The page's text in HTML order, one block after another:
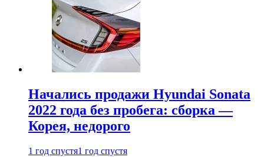
Начались продажи Hyundai Sonata
2022 года без пробега: сборка —
Корея, недорого
1 год спустя1 год спустя